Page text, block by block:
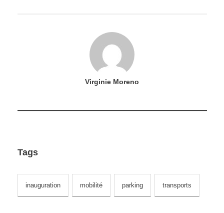
Virginie Moreno
Tags
inauguration mobilité parking transports